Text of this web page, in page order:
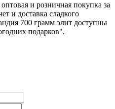
и розничная покупка за
и доставка сладкого
700 грамм элит доступны
подарков".